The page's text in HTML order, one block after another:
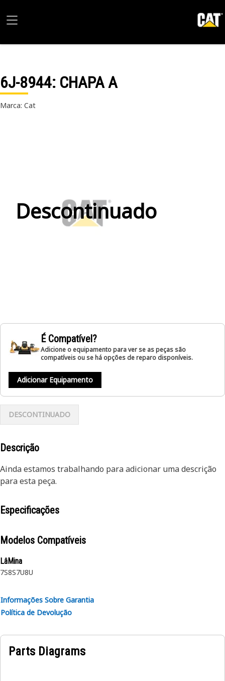
6J-8944: CHAPA A
Marca: Cat
Descontinuado
É Compatível?
Adicione o equipamento para ver se as peças são
compatíveis ou se há opções de reparo disponíveis.
Adicionar Equipamento
DESCONTINUADO
Descrição
Ainda estamos trabalhando para adicionar uma descrição
para esta peça.
Especificações
Modelos Compatíveis
LâMina
7S8S7U8U
Informações Sobre Garantia
Política de Devolução
Parts Diagrams